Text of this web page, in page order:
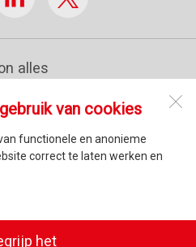
van cookies
functionele en anonieme
correct te laten werken en
het
alles
27
De Meern